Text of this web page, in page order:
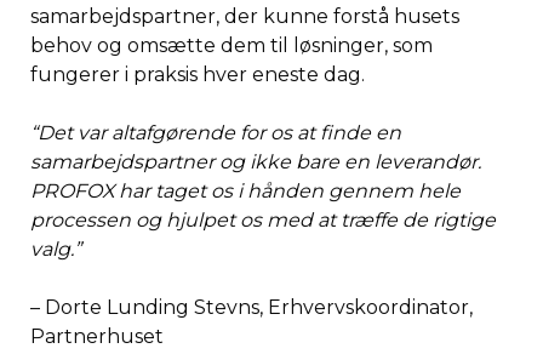
samarbejdspartner, der kunne forstå husets
behov og omsætte dem til løsninger, som
fungerer i praksis hver eneste dag.
“Det var altafgørende for os at finde en
samarbejdspartner og ikke bare en leverandør.
PROFOX har taget os i hånden gennem hele
processen og hjulpet os med at træffe de rigtige
valg.”
– Dorte Lunding Stevns, Erhvervskoordinator,
Partnerhuset